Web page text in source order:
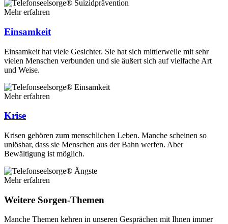
Mehr erfahren
Einsamkeit
Einsamkeit hat viele Gesichter. Sie hat sich mittlerweile mit sehr
vielen Menschen verbunden und sie äußert sich auf vielfache Art
und Weise.
Mehr erfahren
Krise
Krisen gehören zum menschlichen Leben. Manche scheinen so
unlösbar, dass sie Menschen aus der Bahn werfen. Aber
Bewältigung ist möglich.
Mehr erfahren
Weitere Sorgen-Themen
Manche Themen kehren in unseren Gesprächen mit Ihnen immer